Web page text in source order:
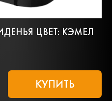
ЦВЕТ: КЭМЕЛ
КУПИТЬ